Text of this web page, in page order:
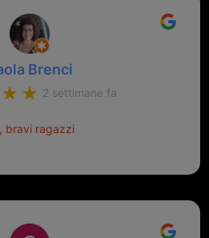
Brenci
2 settimane fa
bravi ragazzi